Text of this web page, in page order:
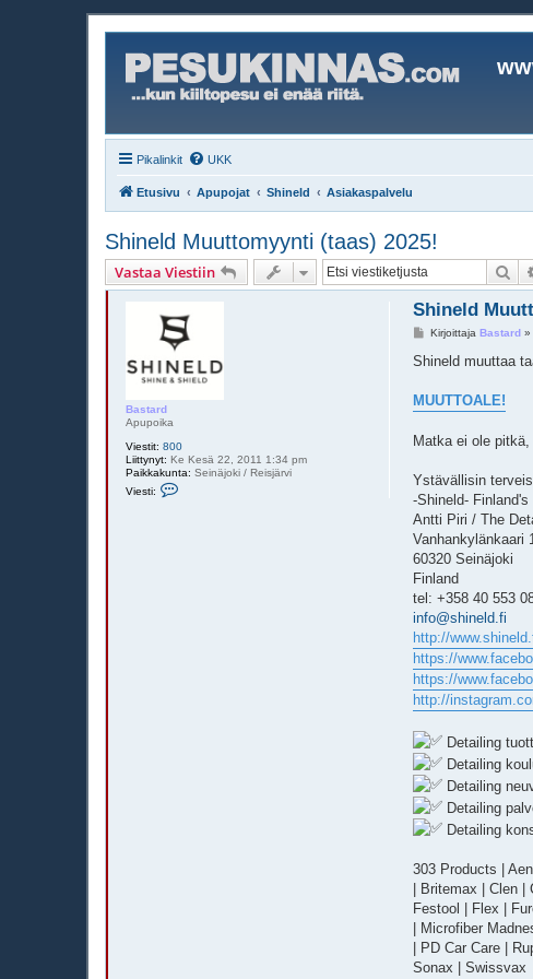
Pikalinkit UKK
Etusivu Apupojat Shineld Asiakaspalvelu
Shineld Muuttomyynti (taas) 2025!
Vastaa Viestiin
Bastard
Apupoika
Viestit: 800
Liittynyt: Ke Kesä 22, 2011 1:34 pm
Paikkakunta: Seinäjoki / Reisjärvi
Viesti:
Shineld
V
e
i
KirjoittajaBastard
Shineld muuttaa
MUUTTOALE!
Matka ei ole
Ystävällisin
-Shineld-
Antti Piri / The
Vanhankylänkaari
60320 Seinäjoki
Finland
tel: +358 40 553
info@shineld.fi
http://
https://
https://
http://
Detailing
Detailing
Detailing
Detailing
Detailing
303 Products |
| Britemax | Clen
Festool | Flex |
| Microfiber
| PD Car Care |
Sonax | Swissvax